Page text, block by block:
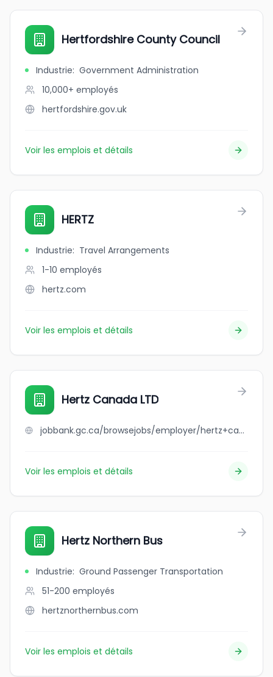
Hertfordshire County Council
Industrie: Government Administration
10,000+ employés
hertfordshire.gov.uk
Voir les emplois et détails
HERTZ
Industrie: Travel Arrangements
1-10 employés
hertz.com
Voir les emplois et détails
Hertz Canada LTD
jobbank.gc.ca/browsejobs/employer/hertz+canada+ltd/ca
Voir les emplois et détails
Hertz Northern Bus
Industrie: Ground Passenger Transportation
51-200 employés
hertznorthernbus.com
Voir les emplois et détails